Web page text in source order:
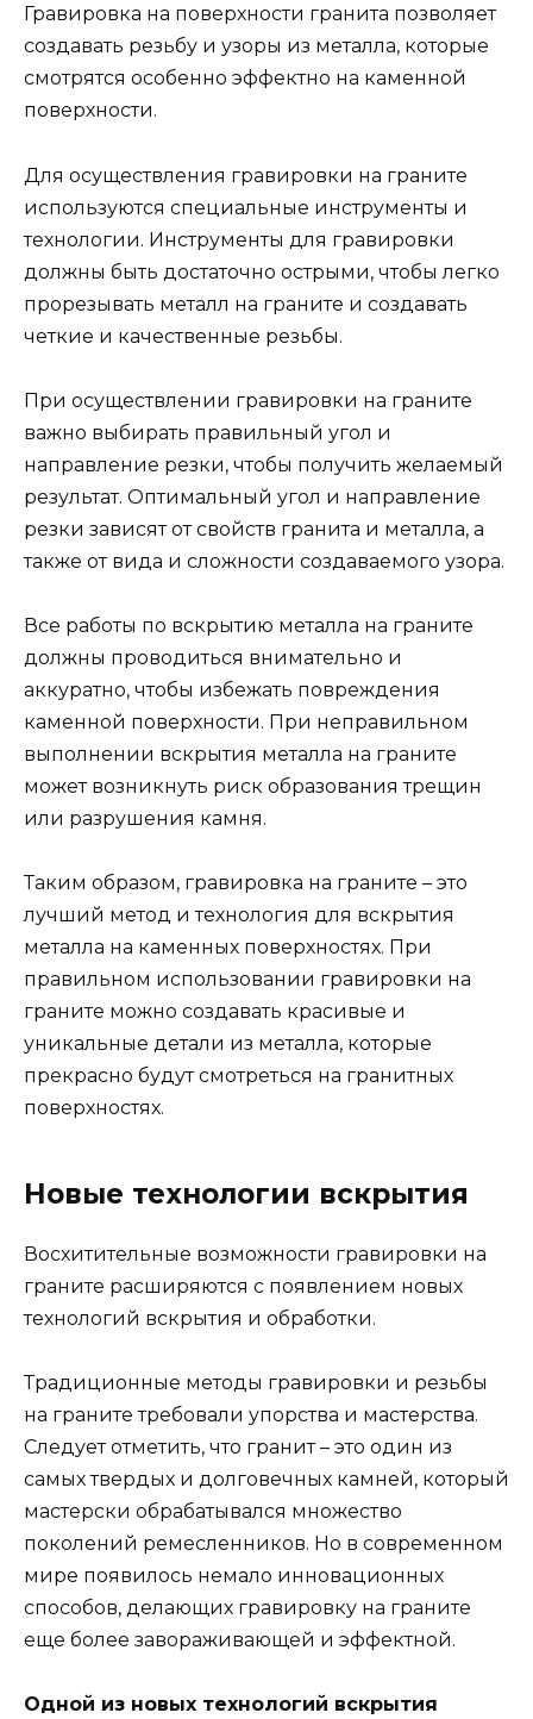
Гравировка на поверхности гранита позволяет
создавать резьбу и узоры из металла, которые
смотрятся особенно эффектно на каменной
поверхности.
Для осуществления гравировки на граните
используются специальные инструменты и
технологии. Инструменты для гравировки
должны быть достаточно острыми, чтобы легко
прорезывать металл на граните и создавать
четкие и качественные резьбы.
При осуществлении гравировки на граните
важно выбирать правильный угол и
направление резки, чтобы получить желаемый
результат. Оптимальный угол и направление
резки зависят от свойств гранита и металла, а
также от вида и сложности создаваемого узора.
Все работы по вскрытию металла на граните
должны проводиться внимательно и
аккуратно, чтобы избежать повреждения
каменной поверхности. При неправильном
выполнении вскрытия металла на граните
может возникнуть риск образования трещин
или разрушения камня.
Таким образом, гравировка на граните – это
лучший метод и технология для вскрытия
металла на каменных поверхностях. При
правильном использовании гравировки на
граните можно создавать красивые и
уникальные детали из металла, которые
прекрасно будут смотреться на гранитных
поверхностях.
Новые технологии вскрытия
Восхитительные возможности гравировки на
граните расширяются с появлением новых
технологий вскрытия и обработки.
Традиционные методы гравировки и резьбы
на граните требовали упорства и мастерства.
Следует отметить, что гранит – это один из
самых твердых и долговечных камней, который
мастерски обрабатывался множество
поколений ремесленников. Но в современном
мире появилось немало инновационных
способов, делающих гравировку на граните
еще более завораживающей и эффектной.
Одной из новых технологий вскрытия